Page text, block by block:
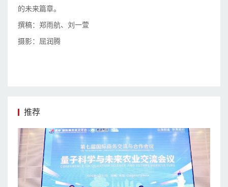
的未来篇章。
撰稿：郑雨航、刘一萱
摄影：屈润腾
推荐